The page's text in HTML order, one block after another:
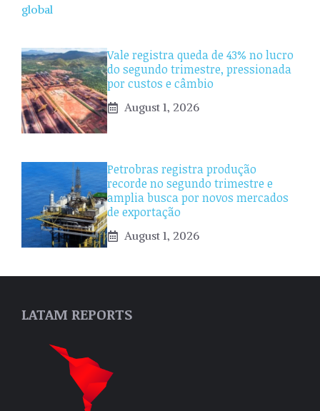
Vale registra queda de 43% no lucro
do segundo trimestre, pressionada
por custos e câmbio
August 1, 2026
Petrobras registra produção
recorde no segundo trimestre e
amplia busca por novos mercados
de exportação
August 1, 2026
LATAM REPORTS